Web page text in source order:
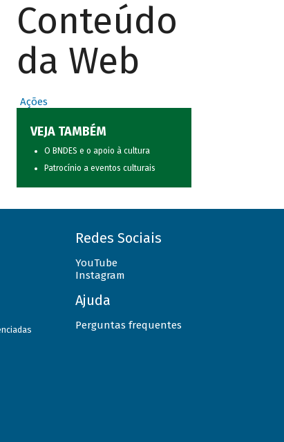
Conteúdo
da Web
Ações
VEJA TAMBÉM
O BNDES e o apoio à cultura
Patrocínio a eventos culturais
Redes Sociais
YouTube
Instagram
Ajuda
Perguntas frequentes